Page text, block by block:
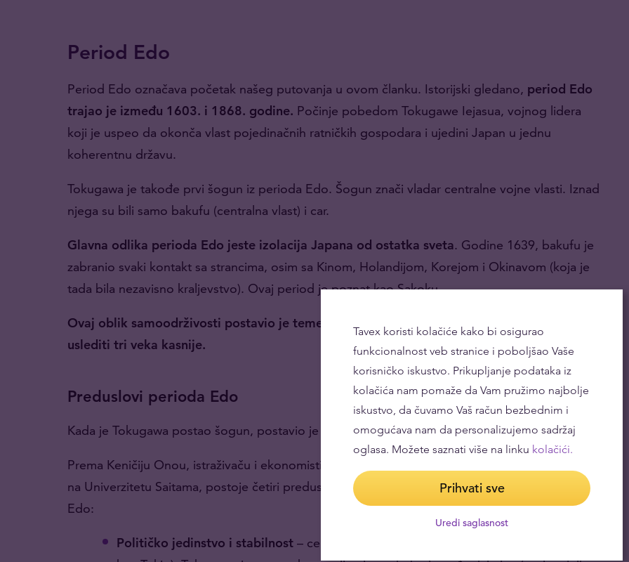
Period Edo
Period Edo označava početak našeg putovanja u ovom članku. Istorijski gledano, period Edo
trajao je između 1603. i 1868. godine. Počinje pobedom Tokugawe Iejasua, vojnog lidera
koji je uspeo da okonča vlast pojedinačnih ratničkih gospodara i ujedini Japan u jednu
koherentnu državu.
Tokugawa je takođe prvi šogun iz perioda Edo. Šogun znači vladar centralne vojne vlasti. Iznad
njega su bili samo bakufu (centralna vlast) i car.
Glavna odlika perioda Edo jeste izolacija Japana od ostatka sveta. Godine 1639, bakufu je
zabranio svaki kontakt sa strancima, osim sa Kinom, Holandijom, Korejom i Okinavom (koja je
tada bila nezavisno kraljevstvo). Ovaj period je poznat kao Sakoku.
Ovaj oblik samoodrživosti postavio je temelje za brzu modernizaciju Japana koja će
uslediti tri veka kasnije.
Preduslovi perioda Edo
Kada je Tokugawa postao šogun, postavio je osnovu za društveno-ekonomski razvoj Japana.
Prema Keničiju Onou, istraživaču i ekonomisti Međunarodnog monetarnog fonda i profesoru
na Univerzitetu Saitama, postoje četiri preduslova za ekonomski razvoj Japana tokom perioda
Edo:
Političko jedinstvo i stabilnost – centralizacijom vlasti u gradu Edo (danas poznatom
Tavex koristi kolačiće kako bi osigurao
funkcionalnost veb stranice i poboljšao Vaše
korisničko iskustvo. Prikupljanje podataka iz
kolačića nam pomaže da Vam pružimo najbolje
iskustvo, da čuvamo Vaš račun bezbednim i
omogućava nam da personalizujemo sadržaj
oglasa. Možete saznati više na linku kolačići.
Prihvati sve
Uredi saglasnost